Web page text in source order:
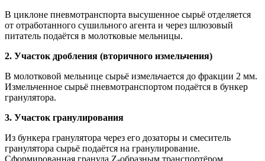
В циклоне пневмотранспорта высушенное сырьё отделяется
от отработанного сушильного агента и через шлюзовый
питатель подаётся в молотковые мельницы.
2. Участок дробления (вторичного измельчения)
В молотковой мельнице сырьё измельчается до фракции 2 мм.
Измельченное сырьё пневмотранспортом подаётся в бункер
гранулятора.
3. Участок гранулирования
Из бункера гранулятора через его дозаторы и смеситель
гранулятора сырьё подаётся на гранулирование.
Сформированная гранула Z-образным транспортёром